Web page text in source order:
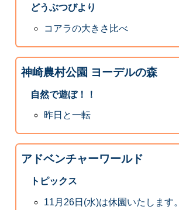
どうぶつびより
コアラの大きさ比べ
神崎農村公園 ヨーデルの森
自然で遊ぼ！！
昨日と一転
アドベンチャーワールド
トピックス
11月26日(水)は休園いたします。